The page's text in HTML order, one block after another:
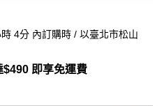
4分 內訂購時 / 以臺北市松山
即享免運費